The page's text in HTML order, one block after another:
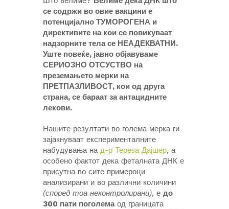
се содржи во овие вакцини е
потенцијално ТУМОРОГЕНА и
директивите на кои се повикуваат
надзорните тела се НЕАДЕКВАТНИ.
Уште повеќе, јавно објавуваме
СЕРИОЗНО ОТСУСТВО на
преземањето мерки на
ПРЕТПАЗЛИВОСТ, кои од друга
страна, се бараат за антацидните
лекови.
Нашите резултати во голема мерка ги
зајакнуваат експерименталните
набудувања на д-р Тереза Дајшер, а
особено фактот дека феталната ДНК е
присутна во сите примероци
анализирани и во различни количини
(според тоа неконтролирани), е до
300 пати поголемаод границата